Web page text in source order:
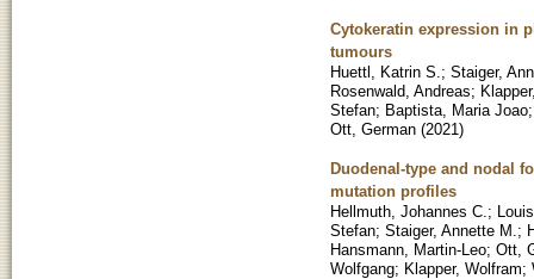
Cytokeratin expression in
tumours
Huettl, Katrin S. ; Staiger,
Rosenwald, Andreas;
Stefan; Baptista, Maria Joao
Ott, German (2021)
Duodenal-type and nodal
mutation profiles
Hellmuth, Johannes C. ;
Stefan; Staiger, Annette M. ;
Hansmann, Martin-Leo; Ott,
Wolfgang; Klapper, Wolfram;